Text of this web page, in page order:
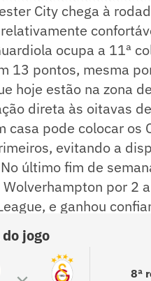
City chega à
ocupa a 11ª
13 pontos, mesma
hoje estão na zona de
direta às oitavas
casa pode colocar os
evitando a
último fim de
Wolverhampton por 2
e ganhou
europeu.
jogo
8ª